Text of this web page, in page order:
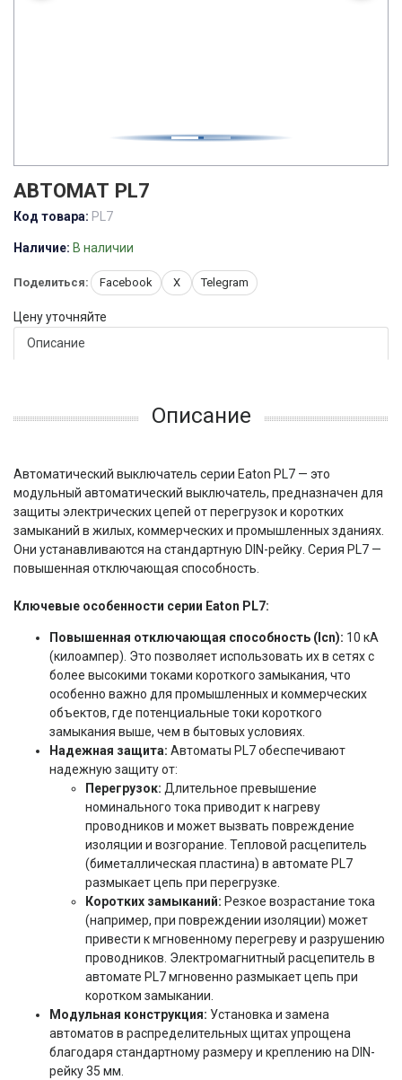
АВТОМАТ PL7
Код товара: PL7
Наличие: В наличии
Поделиться: Facebook X Telegram
Цену уточняйте
Описание
Описание
Автоматический выключатель серии Eaton PL7 — это
модульный автоматический выключатель, предназначен для
защиты электрических цепей от перегрузок и коротких
замыканий в жилых, коммерческих и промышленных зданиях.
Они устанавливаются на стандартную DIN-рейку. Серия PL7 —
повышенная отключающая способность.
Ключевые особенности серии Eaton PL7:
Повышенная отключающая способность (Icn): 10 кА
(килоампер). Это позволяет использовать их в сетях с
более высокими токами короткого замыкания, что
особенно важно для промышленных и коммерческих
объектов, где потенциальные токи короткого
замыкания выше, чем в бытовых условиях.
Надежная защита: Автоматы PL7 обеспечивают
надежную защиту от:
Перегрузок: Длительное превышение
номинального тока приводит к нагреву
проводников и может вызвать повреждение
изоляции и возгорание. Тепловой расцепитель
(биметаллическая пластина) в автомате PL7
размыкает цепь при перегрузке.
Коротких замыканий: Резкое возрастание тока
(например, при повреждении изоляции) может
привести к мгновенному перегреву и разрушению
проводников. Электромагнитный расцепитель в
автомате PL7 мгновенно размыкает цепь при
коротком замыкании.
Модульная конструкция: Установка и замена
автоматов в распределительных щитах упрощена
благодаря стандартному размеру и креплению на DIN-
рейку 35 мм.